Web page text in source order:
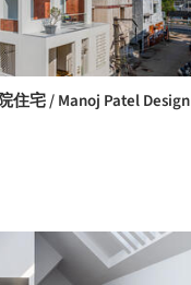
住宅 / Manoj Patel Design